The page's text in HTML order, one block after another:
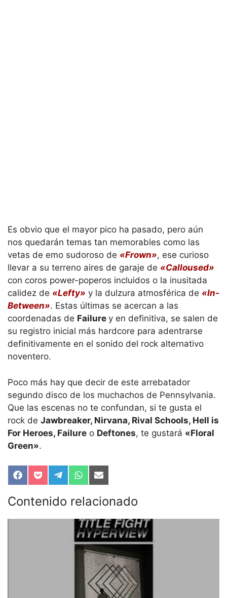
Es obvio que el mayor pico ha pasado, pero aún
nos quedarán temas tan memorables como las
vetas de emo sudoroso de «Frown», ese curioso
llevar a su terreno aires de garaje de «Calloused»
con coros power-poperos incluidos o la inusitada
calidez de «Lefty» y la dulzura atmosférica de «In-
Between». Estas últimas se acercan a las
coordenadas de Failure y en definitiva, se salen de
su registro inicial más hardcore para adentrarse
definitivamente en el sonido del rock alternativo
noventero.
Poco más hay que decir de este arrebatador
segundo disco de los muchachos de Pennsylvania.
Que las escenas no te confundan, si te gusta el
rock de Jawbreaker, Nirvana, Rival Schools, Hell is
For Heroes, Failure o Deftones, te gustará «Floral
Green».
Compartir
en
Facebook
Compartir
en
Pocket
Compartir
en
Telegram
Compartir
en
WhatsApp
Compartir
en
Email
Contenido relacionado